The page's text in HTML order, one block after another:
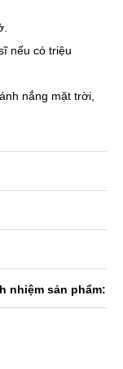
nếu có triệu
nắng mặt trời,
nhiệm sản phẩm: